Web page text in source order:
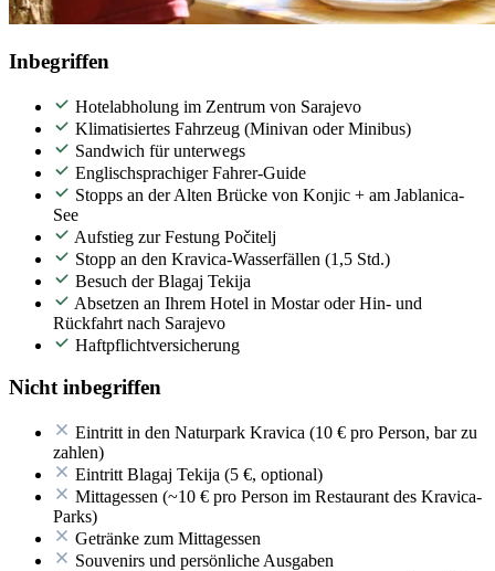
Inbegriffen
Hotelabholung im Zentrum von Sarajevo
Klimatisiertes Fahrzeug (Minivan oder Minibus)
Sandwich für unterwegs
Englischsprachiger Fahrer-Guide
Stopps an der Alten Brücke von Konjic + am Jablanica-
See
Aufstieg zur Festung Počitelj
Stopp an den Kravica-Wasserfällen (1,5 Std.)
Besuch der Blagaj Tekija
Absetzen an Ihrem Hotel in Mostar oder Hin- und
Rückfahrt nach Sarajevo
Haftpflichtversicherung
Nicht inbegriffen
Eintritt in den Naturpark Kravica (10 € pro Person, bar zu
zahlen)
Eintritt Blagaj Tekija (5 €, optional)
Mittagessen (~10 € pro Person im Restaurant des Kravica-
Parks)
Getränke zum Mittagessen
Souvenirs und persönliche Ausgaben